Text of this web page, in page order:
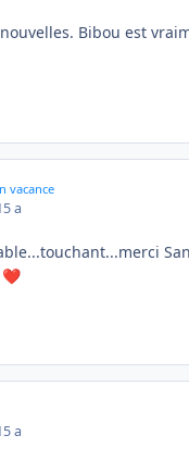
Bibou est
vacance
5 a
❤️
5 a